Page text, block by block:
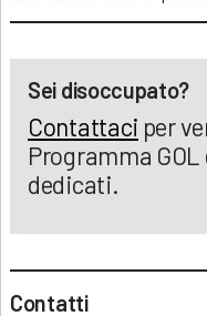
Sei disoccupato?
Contattaci per
Programma
dedicati.
Contatti